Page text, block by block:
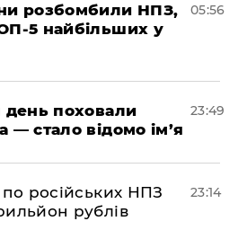
розбомбили НПЗ,
5 найбільших у
05:56
день поховали
— стало відомо ім’я
23:49
по російських НПЗ
рублів
23:14